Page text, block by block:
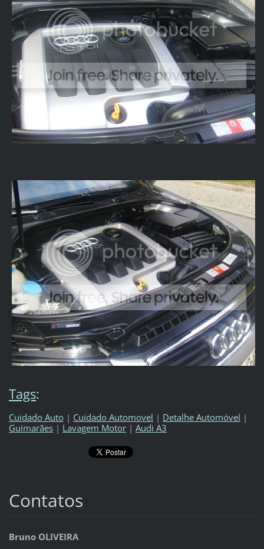
Tags:
Cuidado Auto | Cuidado Automovel | Detalhe Automóvel |
Guimarães | Lavagem Motor | Audi A3
Contatos
Bruno OLIVEIRA